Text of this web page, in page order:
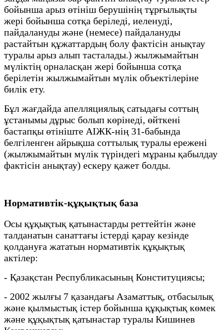
бойынша арыз өтініш берушінің тұрғылықты
жері бойынша сотқа беріледі, иеленуді,
пайдалануды және (немесе) пайдалануды
растайтын құжаттардың болу фактісін анықтау
туралы арыз алып тасталады.) жылжымайтын
мүліктің орналасқан жері бойынша сотқа
берілетін жылжымайтын мүлік объектілеріне
билік ету.
Бұл жағдайда апелляциялық сатыдағы соттың
ұстанымы дұрыс болып көрінеді, өйткені
бастапқы өтініште АІЖК-нің 31-бабында
белгіленген айрықша соттылық туралы ережені
(жылжымайтын мүлік түріндегі мұраны қабылдау
фактісін анықтау) ескеру қажет болды.
Нормативтік-құқықтық база
Осы құқықтық қатынастарды реттейтін және
талданатын санаттағы істерді қарау кезінде
қолдануға жататын нормативтік құқықтық
актілер:
- Қазақстан Республикасының Конституциясы;
- 2002 жылғы 7 қазандағы Азаматтық, отбасылық
және қылмыстық істер бойынша құқықтық көмек
және құқықтық қатынастар туралы Кишинев